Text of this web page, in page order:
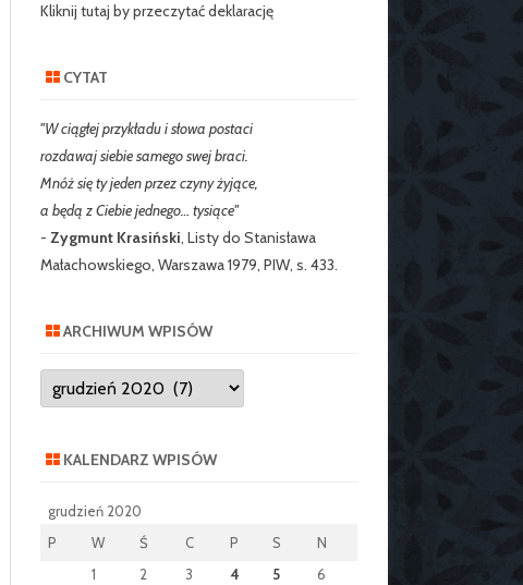
Kliknij tutaj by przeczytać deklarację
CYTAT
"W ciągłej przykładu i słowa postaci
rozdawaj siebie samego swej braci.
Mnóż się ty jeden przez czyny żyjące,
a będą z Ciebie jednego… tysiące"
- Zygmunt Krasiński, Listy do Stanisława
Małachowskiego, Warszawa 1979, PIW, s. 433.
ARCHIWUM WPISÓW
Archiwum
wpisów
KALENDARZ WPISÓW
grudzień 2020
P
W Ś C P S
N
1
2 3 4 5
6